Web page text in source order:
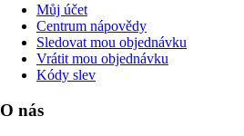
Můj účet
Centrum nápovědy
Sledovat mou objednávku
Vrátit mou objednávku
Kódy slev
O nás